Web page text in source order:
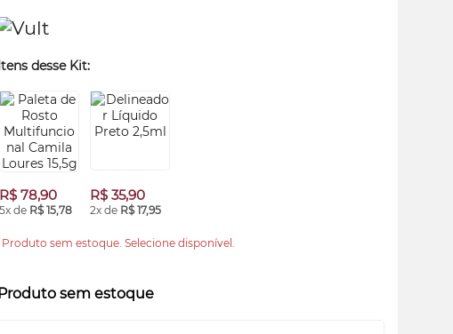
desse Kit:
R$ 78,90
5x de R$ 15,78
R$ 35,90
2x de R$ 17,95
Produto sem estoque. Selecione disponível.
Produto sem estoque